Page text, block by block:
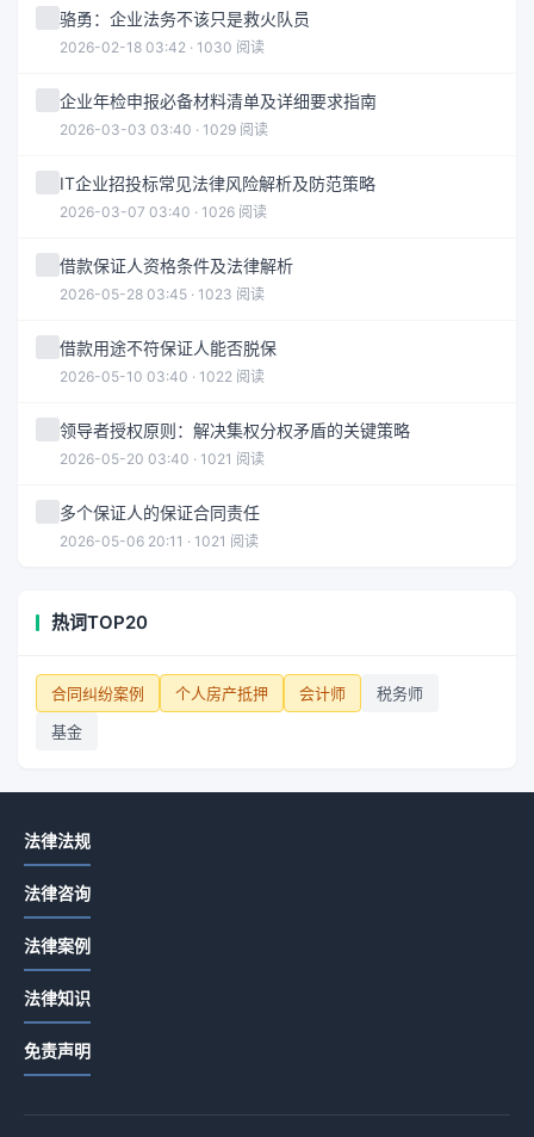
骆勇：企业法务不该只是救火队员
2026-02-18 03:42 · 1030 阅读
企业年检申报必备材料清单及详细要求指南
2026-03-03 03:40 · 1029 阅读
IT企业招投标常见法律风险解析及防范策略
2026-03-07 03:40 · 1026 阅读
借款保证人资格条件及法律解析
2026-05-28 03:45 · 1023 阅读
借款用途不符保证人能否脱保
2026-05-10 03:40 · 1022 阅读
领导者授权原则：解决集权分权矛盾的关键策略
2026-05-20 03:40 · 1021 阅读
多个保证人的保证合同责任
2026-05-06 20:11 · 1021 阅读
热词TOP20
合同纠纷案例 个人房产抵押 会计师
税务师
基金
法律法规
法律咨询
法律案例
法律知识
免责声明